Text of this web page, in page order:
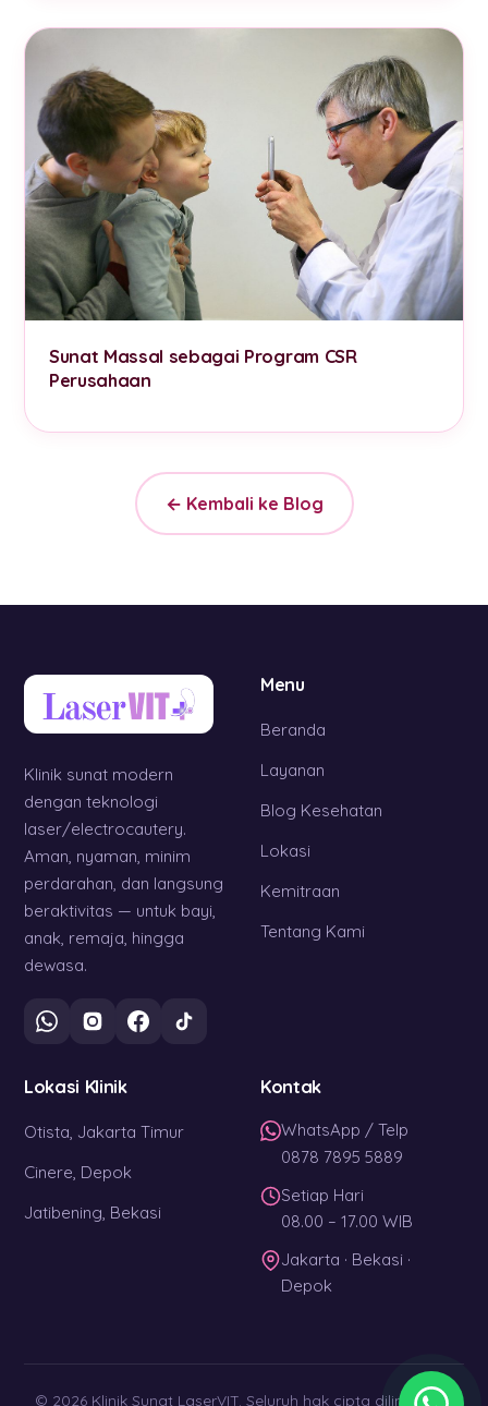
Sunat Massal sebagai Program CSR
Perusahaan
← Kembali ke Blog
Klinik sunat modern
dengan teknologi
laser/electrocautery.
Aman, nyaman, minim
perdarahan, dan langsung
beraktivitas — untuk bayi,
anak, remaja, hingga
dewasa.
Menu
Beranda
Layanan
Blog Kesehatan
Lokasi
Kemitraan
Tentang Kami
Lokasi Klinik
Otista, Jakarta Timur
Cinere, Depok
Jatibening, Bekasi
Kontak
WhatsApp / Telp
0878 7895 5889
Setiap Hari
08.00 – 17.00 WIB
Jakarta · Bekasi ·
Depok
© 2026 Klinik Sunat LaserVIT. Seluruh hak cipta dilindungi. ·